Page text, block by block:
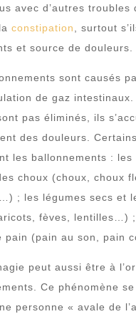
avec d’autres troubles
constipation
, surtout
et source de douleurs.
sont causés
de gaz
pas éliminés, ils
des douleurs.
les ballonnements : les
choux (choux, choux
; les légumes secs et
fèves, lentilles…)
pain (pain au son, pain
peut aussi être à
Ce phénomène
personne « avale de